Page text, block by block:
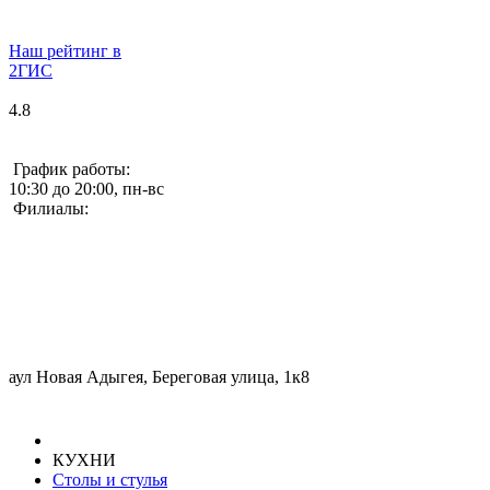
Наш рейтинг в
2ГИС
4.8
График работы:
10:30 до 20:00, пн-вс
Филиалы:
аул Новая Адыгея, Береговая улица, 1к8
КУХНИ
Столы и стулья